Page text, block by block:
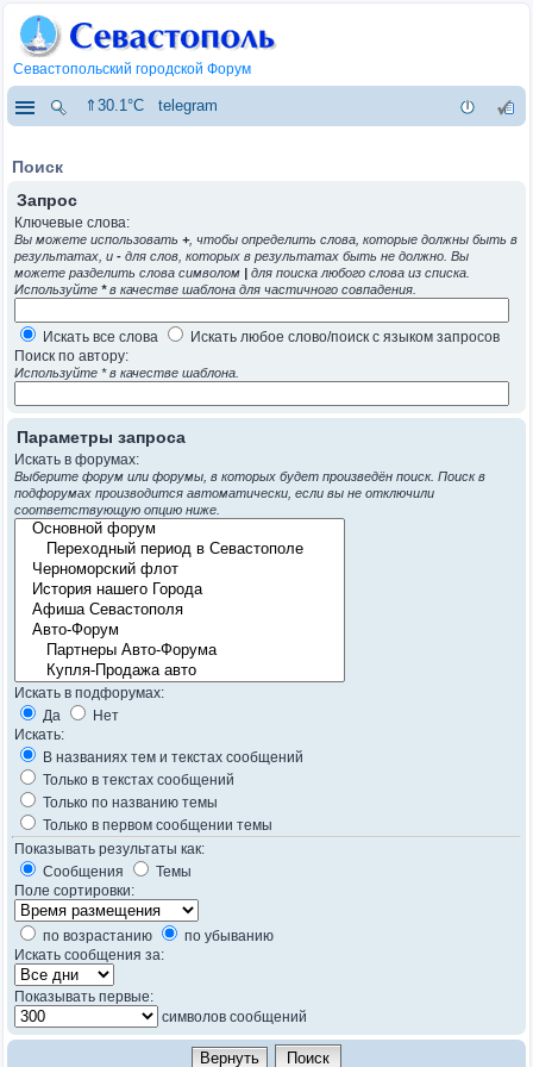
Севастопольский городской Форум
⇑30.1°C telegram
Поиск
Запрос
Ключевые слова:
Вы можете использовать +, чтобы определить слова, которые должны быть в
результатах, и - для слов, которых в результатах быть не должно. Вы
можете разделить слова символом | для поиска любого слова из списка.
Используйте *в качестве шаблона для частичного совпадения.
Искать все слова
Искать любое слово/поиск с языком запросов
Поиск по автору:
Используйте * в качестве шаблона.
Параметры запроса
Искать в форумах:
Выберите форум или форумы, в которых будет произведён поиск. Поиск в
подфорумах производится автоматически, если вы не отключили
соответствующую опцию ниже.
Искать в подфорумах:
Да
Нет
Искать:
В названиях тем и текстах сообщений
Только в текстах сообщений
Только по названию темы
Только в первом сообщении темы
Показывать результаты как:
Сообщения
Темы
Поле сортировки:
по возрастанию
по убыванию
Искать сообщения за:
Показывать первые:
символов сообщений